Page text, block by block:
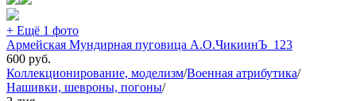
+ Ещё 1 фото
Армейская Мундирная пуговица А.О.ЧикиинЪ_123
600 руб.
Коллекционирование, моделизм/Военная атрибутика/
Нашивки, шевроны, погоны/